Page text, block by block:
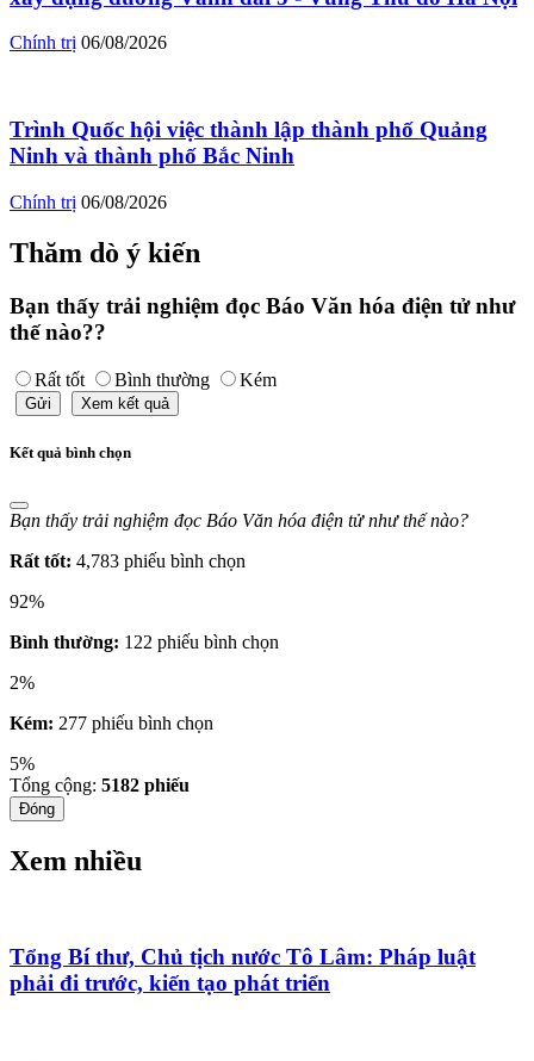
Chính trị 06/08/2026
Trình Quốc hội việc thành lập thành phố Quảng
Ninh và thành phố Bắc Ninh
Chính trị 06/08/2026
Thăm dò ý kiến
Bạn thấy trải nghiệm đọc Báo Văn hóa điện tử như
thế nào??
Rất tốt Bình thường Kém
Gửi Xem kết quả
Kết quả bình chọn
Bạn thấy trải nghiệm đọc Báo Văn hóa điện tử như thế nào?
Rất tốt: 4,783 phiếu bình chọn
92%
Bình thường: 122 phiếu bình chọn
2%
Kém: 277 phiếu bình chọn
5%
Tổng cộng: 5182 phiếu
Đóng
Xem nhiều
Tổng Bí thư, Chủ tịch nước Tô Lâm: Pháp luật
phải đi trước, kiến tạo phát triển